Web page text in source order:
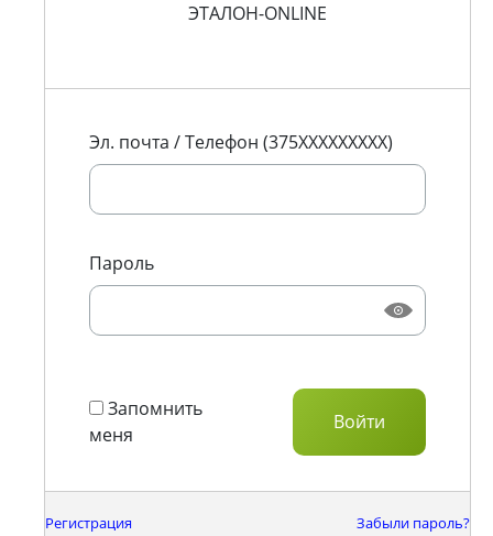
ЭТАЛОН-ONLINE
Эл. почта / Телефон (375XXXXXXXXX)
Пароль
Запомнить
меня
Регистрация Забыли пароль?